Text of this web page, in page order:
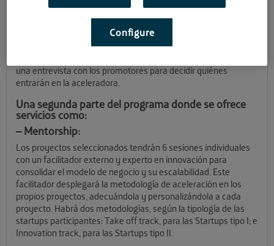
El programa con el que funciona consta de 2 partes. Una
primera de conexión, donde se lanza una convocatoria abierta
para proyectos o startups basadas en el legaltech, se realiza
una entrevista con los promotores para decidir quiénes
entrarán en la aceleradora.
Una segunda parte del programa donde se ofrece
servicios como:
–Mentorship:
Los proyectos seleccionados tendrán 6 sesiones individuales
con un facilitador externo y experto en innovación para
consolidar el modelo de negocio y su escalabilidad. Este
facilitador desplegará la metodología de aceleración en los
propios proyectos, adecuándola y personalizándola a cada
proyecto. Habrá dos metodologías, según la tipología de las
startups participantes: Take off track, para las Startups tipo I; e
Innovation track, para las Startups tipo II.
Configure